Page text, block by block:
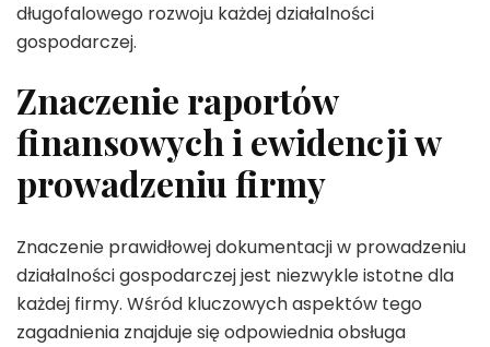
długofalowego rozwoju każdej działalności
gospodarczej.
Znaczenie raportów
finansowych i ewidencji w
prowadzeniu firmy
Znaczenie prawidłowej dokumentacji w prowadzeniu
działalności gospodarczej jest niezwykle istotne dla
każdej firmy. Wśród kluczowych aspektów tego
zagadnienia znajduje się odpowiednia obsługa